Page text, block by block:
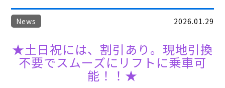
News 2026.01.29
★土日祝には、割引あり。現地引換
不要でスムーズにリフトに乗車可
能！！★